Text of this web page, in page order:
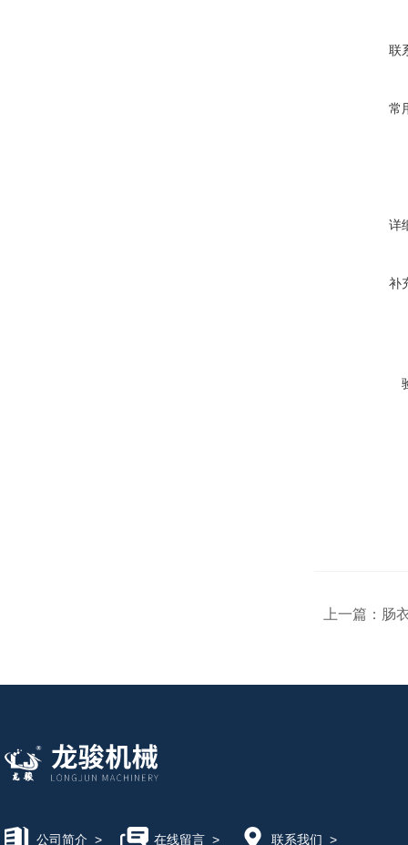
联
常
详
补
上一篇： 肠
公司简介 > 在线留言> 联系我们 >